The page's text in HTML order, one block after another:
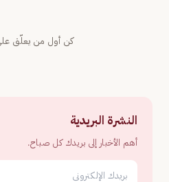
كن أول من يعلّق
النشرة البريدية
أهم الأخبار إلى بريدك كل صباح.